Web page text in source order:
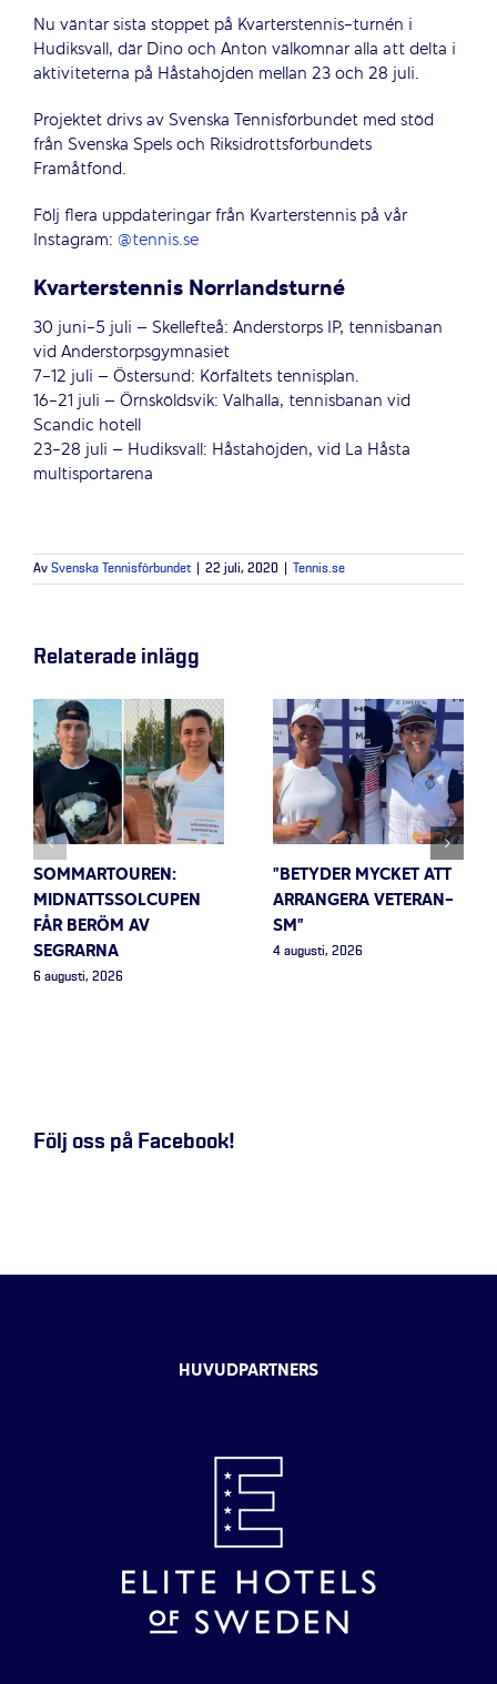
Nu väntar sista stoppet på Kvarterstennis-turnén i
Hudiksvall, där Dino och Anton välkomnar alla att delta i
aktiviteterna på Håstahöjden mellan 23 och 28 juli.
Projektet drivs av Svenska Tennisförbundet med stöd
från Svenska Spels och Riksidrottsförbundets
Framåtfond.
Följ flera uppdateringar från Kvarterstennis på vår
Instagram: @tennis.se
Kvarterstennis Norrlandsturné
30 juni-5 juli – Skellefteå: Anderstorps IP, tennisbanan
vid Anderstorpsgymnasiet
7-12 juli – Östersund: Körfältets tennisplan.
16-21 juli – Örnsköldsvik: Valhalla, tennisbanan vid
Scandic hotell
23-28 juli – Hudiksvall: Håstahöjden, vid La Håsta
multisportarena
Av Svenska Tennisförbundet 22 juli, 2020 Tennis.se
Relaterade inlägg
SOMMARTOUREN:
MIDNATTSSOLCUPEN
FÅR BERÖM AV
SEGRARNA
6 augusti, 2026
”BETYDER MYCKET ATT
ARRANGERA VETERAN-
SM”
4 augusti, 2026
Följ oss på Facebook!
HUVUDPARTNERS